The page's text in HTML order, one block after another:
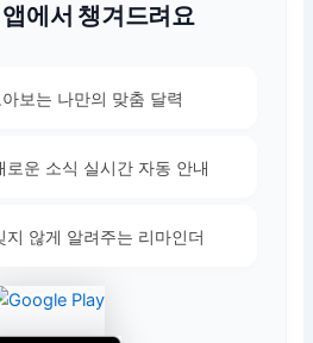
에서 챙겨드려요
보는 나만의 맞춤 달력
로운 소식 실시간 자동 안내
지 않게 알려주는 리마인더